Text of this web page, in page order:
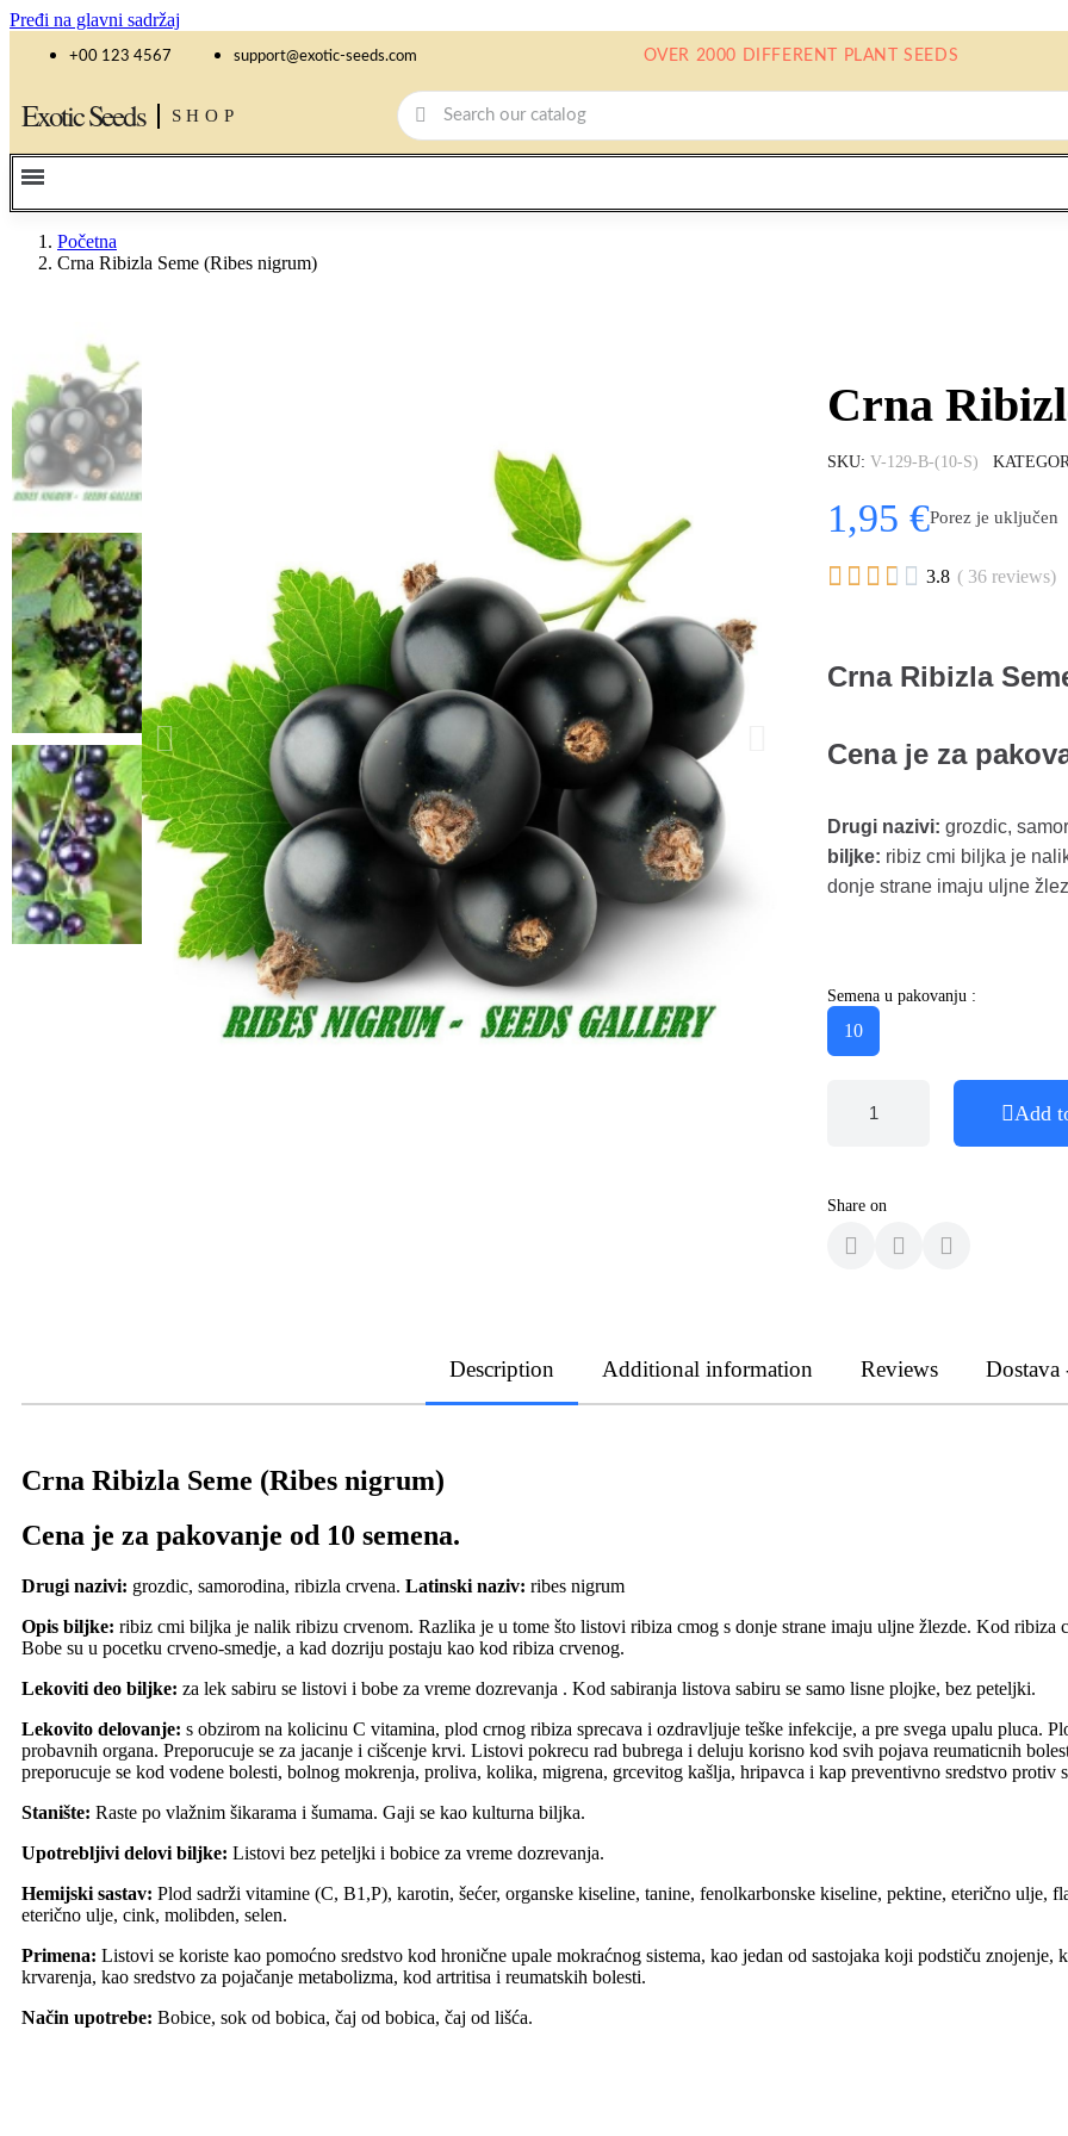
Pređi na glavni sadržaj
+00 123 4567 support@exotic-seeds.com OVER 2000 DIFFERENT PLANT SEEDS
Exotic Seeds SHOP
Početna
Crna Ribizla Seme (Ribes nigrum)
Crna
SKU V-129-B-(10-S)
1,95 €Porez je uključen
     3.8 ( 36 reviews)
Crna Ribizla
Cena je za
Drugi nazivi: grozdic,
biljke: ribiz cmi biljka je
donje strane imaju uljne
Semena u pakovanju :
10
Add
Share on
Description Additional information Reviews Dostava
Crna Ribizla Seme (Ribes nigrum)
Cena je za pakovanje od 10 semena.
Drugi nazivi: grozdic, samorodina, ribizla crvena. Latinski naziv: ribes nigrum
Opis biljke: ribiz cmi biljka je nalik ribizu crvenom. Razlika je u tome što listovi ribiza cmog s donje strane imaju uljne žlezde. Kod ribiza
Bobe su u pocetku crveno-smedje, a kad dozriju postaju kao kod ribiza crvenog.
Lekoviti deo biljke: za lek sabiru se listovi i bobe za vreme dozrevanja . Kod sabiranja listova sabiru se samo lisne plojke, bez peteljki.
Lekovito delovanje: s obzirom na kolicinu C vitamina, plod crnog ribiza sprecava i ozdravljuje teške infekcije, a pre svega upalu pluca.
probavnih organa. Preporucuje se za jacanje i cišcenje krvi. Listovi pokrecu rad bubrega i deluju korisno kod svih pojava reumaticnih
preporucuje se kod vodene bolesti, bolnog mokrenja, proliva, kolika, migrena, grcevitog kašlja, hripavca i kap preventivno sredstvo protiv
Stanište: Raste po vlažnim šikarama i šumama. Gaji se kao kulturna biljka.
Upotrebljivi delovi biljke: Listovi bez peteljki i bobice za vreme dozrevanja.
Hemijski sastav: Plod sadrži vitamine (C, B1,P), karotin, šećer, organske kiseline, tanine, fenolkarbonske kiseline, pektine, eterično ulje,
eterično ulje, cink, molibden, selen.
Primena: Listovi se koriste kao pomoćno sredstvo kod hronične upale mokraćnog sistema, kao jedan od sastojaka koji podstiču
krvarenja, kao sredstvo za pojačanje metabolizma, kod artritisa i reumatskih bolesti.
Način upotrebe: Bobice, sok od bobica, čaj od bobica, čaj od lišća.